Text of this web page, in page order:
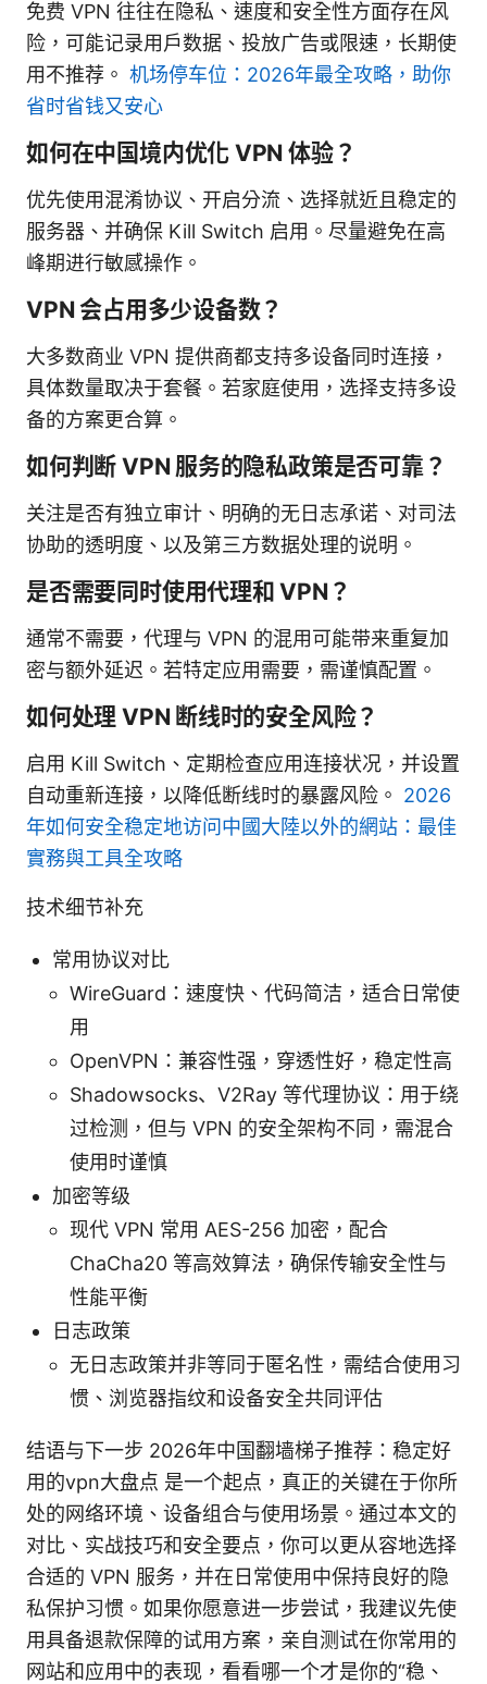
免费 VPN 往往在隐私、速度和安全性方面存在风
险，可能记录用户数据、投放广告或限速，长期使
用不推荐。 机场停车位：2026年最全攻略，助你
省时省钱又安心
如何在中国境内优化 VPN 体验？
优先使用混淆协议、开启分流、选择就近且稳定的
服务器、并确保 Kill Switch 启用。尽量避免在高
峰期进行敏感操作。
VPN 会占用多少设备数？
大多数商业 VPN 提供商都支持多设备同时连接，
具体数量取决于套餐。若家庭使用，选择支持多设
备的方案更合算。
如何判断 VPN 服务的隐私政策是否可靠？
关注是否有独立审计、明确的无日志承诺、对司法
协助的透明度、以及第三方数据处理的说明。
是否需要同时使用代理和 VPN？
通常不需要，代理与 VPN 的混用可能带来重复加
密与额外延迟。若特定应用需要，需谨慎配置。
如何处理 VPN 断线时的安全风险？
启用 Kill Switch、定期检查应用连接状况，并设置
自动重新连接，以降低断线时的暴露风险。 2026
年如何安全稳定地访问中國大陸以外的網站：最佳
實務與工具全攻略
技术细节补充
常用协议对比
WireGuard：速度快、代码简洁，适合日常使
用
OpenVPN：兼容性强，穿透性好，稳定性高
Shadowsocks、V2Ray 等代理协议：用于绕
过检测，但与 VPN 的安全架构不同，需混合
使用时谨慎
加密等级
现代 VPN 常用 AES-256 加密，配合
ChaCha20 等高效算法，确保传输安全性与
性能平衡
日志政策
无日志政策并非等同于匿名性，需结合使用习
惯、浏览器指纹和设备安全共同评估
结语与下一步 2026年中国翻墙梯子推荐：稳定好
用的vpn大盘点 是一个起点，真正的关键在于你所
处的网络环境、设备组合与使用场景。通过本文的
对比、实战技巧和安全要点，你可以更从容地选择
合适的 VPN 服务，并在日常使用中保持良好的隐
私保护习惯。如果你愿意进一步尝试，我建议先使
用具备退款保障的试用方案，亲自测试在你常用的
网站和应用中的表现，看看哪一个才是你的“稳、